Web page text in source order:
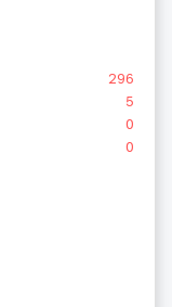
296
5
0
0